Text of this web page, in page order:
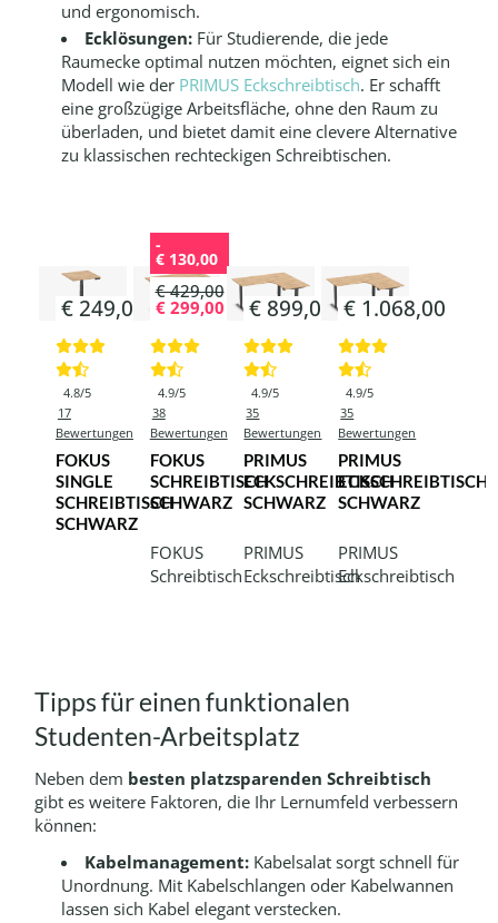
und ergonomisch.
Ecklösungen: Für Studierende, die jede
Raumecke optimal nutzen möchten, eignet sich ein
Modell wie der PRIMUS Eckschreibtisch. Er schafft
eine großzügige Arbeitsfläche, ohne den Raum zu
überladen, und bietet damit eine clevere Alternative
zu klassischen rechteckigen Schreibtischen.
€ 249,00
4.8/5
17
Bewertungen
FOKUS
SINGLE
SCHREIBTISCH
SCHWARZ
-
€ 130,00
€ 429,00
€ 299,00
4.9/5
38
Bewertungen
FOKUS
SCHREIBTISCH
SCHWARZ
FOKUS
Schreibtisch
€ 899,00
4.9/5
35
Bewertungen
PRIMUS
ECKSCHREIBTISCH
SCHWARZ
PRIMUS
Eckschreibtisch
€ 1.068,00
4.9/5
35
Bewertungen
PRIMUS
ECKSCHREIBTISCH
SCHWARZ
PRIMUS
Eckschreibtisch
Tipps für einen funktionalen
Studenten-Arbeitsplatz
Neben dem besten platzsparenden Schreibtisch
gibt es weitere Faktoren, die Ihr Lernumfeld verbessern
können:
Kabelmanagement: Kabelsalat sorgt schnell für
Unordnung. Mit Kabelschlangen oder Kabelwannen
lassen sich Kabel elegant verstecken.